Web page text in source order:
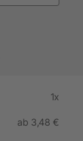
1x
ab 3,48 €